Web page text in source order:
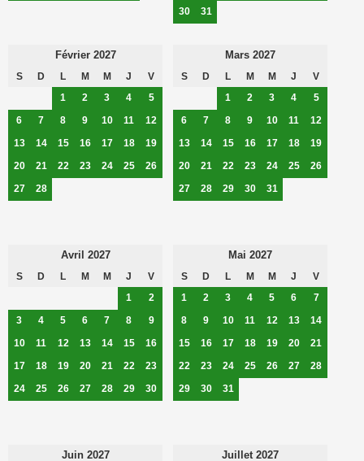
30 31
Février 2027
S D L M M J
V
1
2 3 4
5
6
7 8 9 10 11
12
13
14 15 16 17 18
19
20
21 22 23 24 25
26
27
28
Mars 2027
S D L M M J
V
1
2 3 4
5
6
7 8 9 10 11
12
13
14 15 16 17 18
19
20
21 22 23 24 25
26
27
28 29 30 31
Avril 2027
S D L M M J
V
1
2
3
4 5 6 7 8
9
10
11 12 13 14 15
16
17
18 19 20 21 22
23
24
25 26 27 28 29 30
Mai 2027
S D L M M J
V
1
2 3 4 5 6
7
8
9 10 11 12 13
14
15
16 17 18 19 20
21
22
23 24 25 26 27
28
29
30 31
Juin 2027 Juillet 2027